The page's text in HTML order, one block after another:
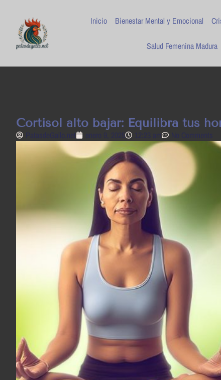
Inicio Bienestar Mental y Emocional
Salud Femenina Madura
Cortisol alto bajar: Equilibra tus
PatasdeGallo .net enero 9, 2025 12:23 am No Comments